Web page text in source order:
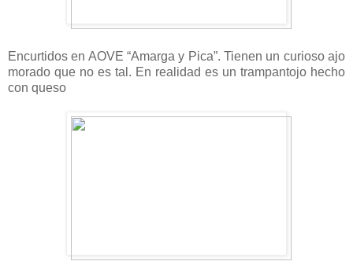
Encurtidos en AOVE “Amarga y Pica”. Tienen un curioso ajo
morado que no es tal. En realidad es un trampantojo hecho
con queso